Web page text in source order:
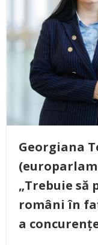
Georgiana
„Trebuie
români în
a